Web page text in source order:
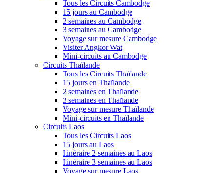
Tous les Circuits Cambodge
15 jours au Cambodge
2 semaines au Cambodge
3 semaines au Cambodge
Voyage sur mesure Cambodge
Visiter Angkor Wat
Mini-circuits au Cambodge
Circuits Thaïlande
Tous les Circuits Thaïlande
15 jours en Thaïlande
2 semaines en Thaïlande
3 semaines en Thaïlande
Voyage sur mesure Thaïlande
Mini-circuits en Thaïlande
Circuits Laos
Tous les Circuits Laos
15 jours au Laos
Itinéraire 2 semaines au Laos
Itinéraire 3 semaines au Laos
Voyage sur mesure Laos